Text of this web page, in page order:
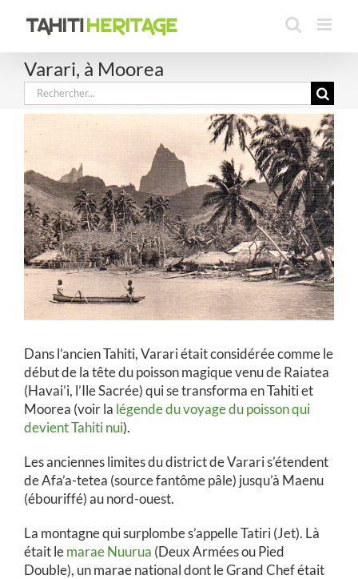
Varari, à Moorea
Rechercher:
Dans l’ancien Tahiti, Varari était considérée comme le
début de la tête du poisson magique venu de Raiatea
(Havai’i, l’Ile Sacrée) qui se transforma en Tahiti et
Moorea (voir la légende du voyage du poisson qui
devient Tahiti nui).
Les anciennes limites du district de Varari s’étendent
de Afa’a-tetea (source fantôme pâle) jusqu’à Maenu
(ébouriffé) au nord-ouest.
La montagne qui surplombe s’appelle Tatiri (Jet). Là
était lemarae Nuurua (Deux Armées ou Pied
Double), un marae national dont le Grand Chef était